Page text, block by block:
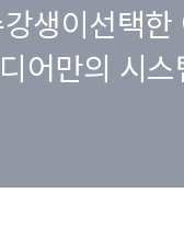
생이선택한
어만의 시